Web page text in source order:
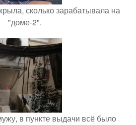
сколько зарабатывала на
"доме-2".
в пункте выдачи всё было